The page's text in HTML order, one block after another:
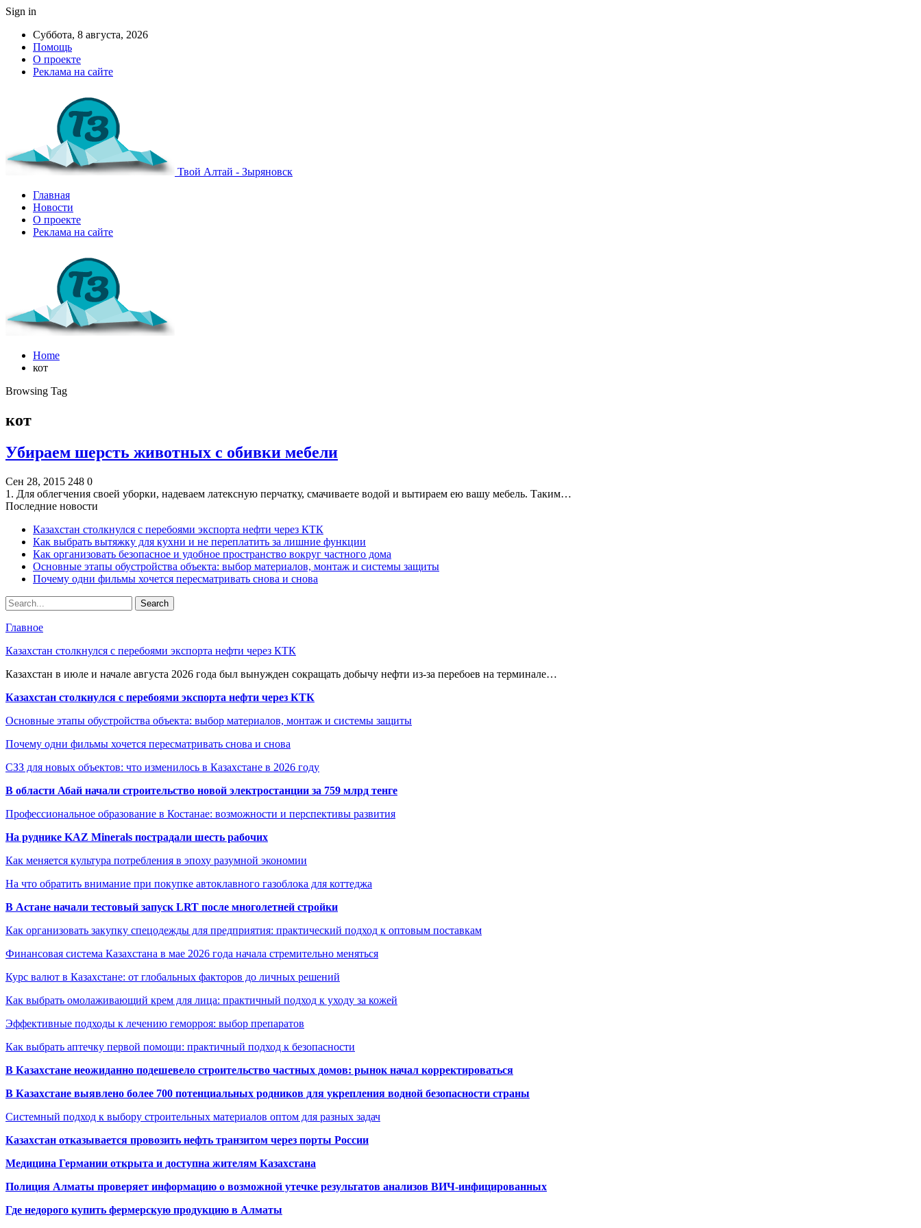
Sign in
Суббота, 8 августа, 2026
Помощь
О проекте
Реклама на сайте
Твой Алтай - Зыряновск
Главная
Новости
О проекте
Реклама на сайте
Home
кот
Browsing Tag
кот
Убираем шерсть животных с обивки мебели
Сен 28, 2015 248 0
1. Для облегчения своей уборки, надеваем латексную перчатку, смачиваете водой и вытираем ею вашу мебель. Таким…
Последние новости
Казахстан столкнулся с перебоями экспорта нефти через КТК
Как выбрать вытяжку для кухни и не переплатить за лишние функции
Как организовать безопасное и удобное пространство вокруг частного дома
Основные этапы обустройства объекта: выбор материалов, монтаж и системы защиты
Почему одни фильмы хочется пересматривать снова и снова
Главное
Казахстан столкнулся с перебоями экспорта нефти через КТК
Казахстан в июле и начале августа 2026 года был вынужден сокращать добычу нефти из-за перебоев на терминале…
Казахстан столкнулся с перебоями экспорта нефти через КТК
Основные этапы обустройства объекта: выбор материалов, монтаж и системы защиты
Почему одни фильмы хочется пересматривать снова и снова
СЗЗ для новых объектов: что изменилось в Казахстане в 2026 году
В области Абай начали строительство новой электростанции за 759 млрд тенге
Профессиональное образование в Костанае: возможности и перспективы развития
На руднике KAZ Minerals пострадали шесть рабочих
Как меняется культура потребления в эпоху разумной экономии
На что обратить внимание при покупке автоклавного газоблока для коттеджа
В Астане начали тестовый запуск LRT после многолетней стройки
Как организовать закупку спецодежды для предприятия: практический подход к оптовым поставкам
Финансовая система Казахстана в мае 2026 года начала стремительно меняться
Курс валют в Казахстане: от глобальных факторов до личных решений
Как выбрать омолаживающий крем для лица: практичный подход к уходу за кожей
Эффективные подходы к лечению геморроя: выбор препаратов
Как выбрать аптечку первой помощи: практичный подход к безопасности
В Казахстане неожиданно подешевело строительство частных домов: рынок начал корректироваться
В Казахстане выявлено более 700 потенциальных родников для укрепления водной безопасности страны
Системный подход к выбору строительных материалов оптом для разных задач
Казахстан отказывается провозить нефть транзитом через порты России
Медицина Германии открыта и доступна жителям Казахстана
Полиция Алматы проверяет информацию о возможной утечке результатов анализов ВИЧ-инфицированных
Где недорого купить фермерскую продукцию в Алматы